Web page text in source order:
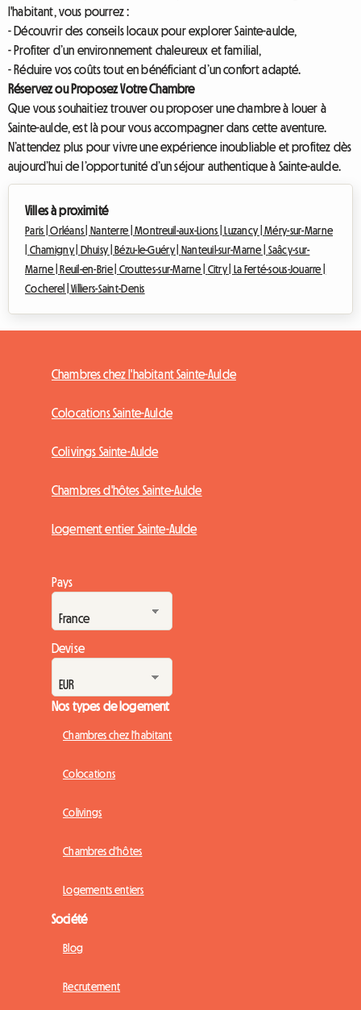
l'habitant, vous pourrez :
- Découvrir des conseils locaux pour explorer Sainte-aulde,
- Profiter d’un environnement chaleureux et familial,
- Réduire vos coûts tout en bénéficiant d’un confort adapté.
Réservez ou Proposez Votre Chambre
Que vous souhaitiez trouver ou proposer une chambre à louer à
Sainte-aulde, est là pour vous accompagner dans cette aventure.
N’attendez plus pour vivre une expérience inoubliable et profitez dès
aujourd’hui de l’opportunité d’un séjour authentique à Sainte-aulde.
Villes à proximité
Paris |Orléans | Nanterre |Montreuil-aux-Lions | Luzancy |Méry-sur-Marne
Chamigny | Dhuisy | Bézu-le-Guéry | Nanteuil-sur-Marne | Saâcy-sur-
Marne |
Reuil-en-Brie | Crouttes-sur-Marne | Citry |
La Ferté-sous-Jouarre |
Cocherel |Villiers-Saint-Denis
Chambres chez l'habitant Sainte-Aulde
Colocations Sainte-Aulde
Colivings Sainte-Aulde
Chambres d'hôtes Sainte-Aulde
Logement entier Sainte-Aulde
Pays
Devise
Nos types de logement
Chambres chez l'habitant
Colocations
Colivings
Chambres d'hôtes
Logements entiers
Société
Blog
Recrutement